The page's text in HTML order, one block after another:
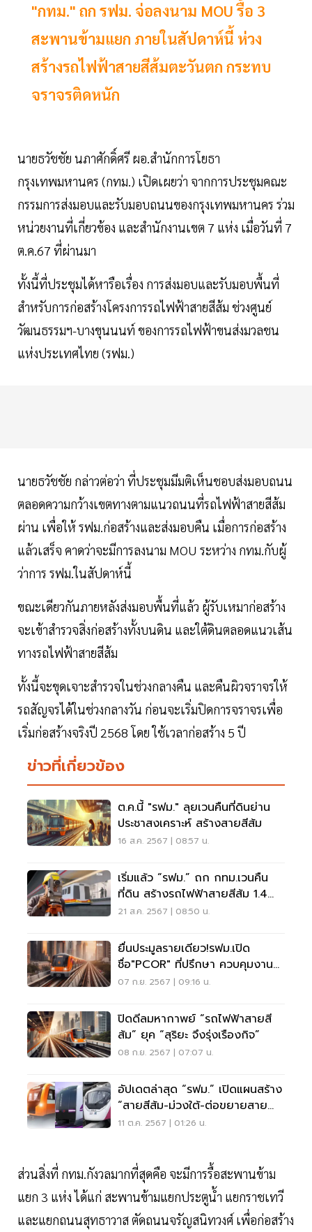
"กทม." ถก รฟม. จ่อลงนาม MOU รื้อ 3
สะพานข้ามแยก ภายในสัปดาห์นี้ ห่วง
สร้างรถไฟฟ้าสายสีส้มตะวันตก กระทบ
จราจรติดหนัก
นายธวัชชัย นภาศักดิ์ศรี ผอ.สำนักการโยธา
กรุงเทพมหานคร (กทม.) เปิดเผยว่า จากการประชุมคณะ
กรรมการส่งมอบและรับมอบถนนของกรุงเทพมหานคร ร่วม
หน่วยงานที่เกี่ยวข้อง และสำนักงานเขต 7 แห่ง เมื่อวันที่ 7
ต.ค.67 ที่ผ่านมา
ทั้งนี้ที่ประชุมได้หารือเรื่อง การส่งมอบและรับมอบพื้นที่
สำหรับการก่อสร้างโครงการรถไฟฟ้าสายสีส้ม ช่วงศูนย์
วัฒนธรรมฯ-บางขุนนนท์ ของการรถไฟฟ้าขนส่งมวลชน
แห่งประเทศไทย (รฟม.)
นายธวัชชัย กล่าวต่อว่า ที่ประชุมมีมติเห็นชอบส่งมอบถนน
ตลอดความกว้างเขตทางตามแนวถนนที่รถไฟฟ้าสายสีส้ม
ผ่าน เพื่อให้ รฟม.ก่อสร้างและส่งมอบคืน เมื่อการก่อสร้าง
แล้วเสร็จ คาดว่าจะมีการลงนาม MOU ระหว่าง กทม.กับผู้
ว่าการ รฟม.ในสัปดาห์นี้
ขณะเดียวกันภายหลังส่งมอบพื้นที่แล้ว ผู้รับเหมาก่อสร้าง
จะเข้าสำรวจสิ่งก่อสร้างทั้งบนดิน และใต้ดินตลอดแนวเส้น
ทางรถไฟฟ้าสายสีส้ม
ทั้งนี้จะขุดเจาะสำรวจในช่วงกลางคืน และคืนผิวจราจรให้
รถสัญจรได้ในช่วงกลางวัน ก่อนจะเริ่มปิดการจราจรเพื่อ
เริ่มก่อสร้างจริงปี 2568 โดย ใช้เวลาก่อสร้าง 5 ปี
ข่าวที่เกี่ยวข้อง
ต.ค.นี้ "รฟม." ลุยเวนคืนที่ดินย่าน
ประชาสงเคราะห์ สร้างสายสีส้ม
16 ส.ค. 2567 | 08:57 น.
เริ่มแล้ว “รฟม.” ถก กทม.เวนคืน
ที่ดิน สร้างรถไฟฟ้าสายสีส้ม 1.4
หมื่นล้าน
21 ส.ค. 2567 | 08:50 น.
ยื่นประมูลรายเดียว!รฟม.เปิด
ชื่อ"PCOR" ที่ปรึกษา ควบคุมงาน
รถไฟฟ้าสายสีส้ม
07 ก.ย. 2567 | 09:16 น.
ปิดดีลมหากาพย์ “รถไฟฟ้าสายสี
ส้ม” ยุค “สุริยะ จึงรุ่งเรืองกิจ”
08 ก.ย. 2567 | 07:07 น.
อัปเดตล่าสุด “รฟม.” เปิดแผนสร้าง
“สายสีส้ม-ม่วงใต้-ต่อขยายสาย
สีชมพู
11 ต.ค. 2567 | 01:26 น.
ส่วนสิ่งที่ กทม.กังวลมากที่สุดคือ จะมีการรื้อสะพานข้าม
แยก 3 แห่ง ได้แก่ สะพานข้ามแยกประตูน้ำ แยกราชเทวี
และแยกถนนสุทธาวาส ตัดถนนจรัญสนิทวงศ์ เพื่อก่อสร้าง